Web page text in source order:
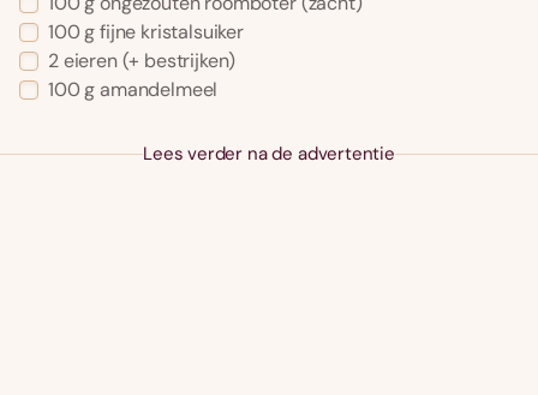
100 g fijne kristalsuiker
2 eieren (+ bestrijken)
100 g amandelmeel
Lees verder na de advertentie